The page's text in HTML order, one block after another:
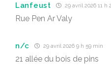
Lanfeust 29 avril 2026 11 h
Rue Pen Ar Valy
n/c 29 avril 2026 9 h 59 min
21 allée du bois de pins